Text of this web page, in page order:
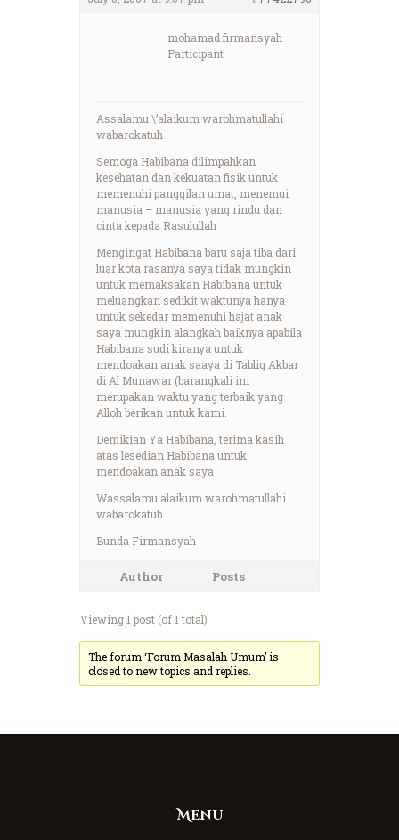
mohamad firmansyah
Participant
Assalamu \’alaikum warohmatullahi
wabarokatuh
Semoga Habibana dilimpahkan
kesehatan dan kekuatan fisik untuk
memenuhi panggilan umat, menemui
manusia – manusia yang rindu dan
cinta kepada Rasulullah
Mengingat Habibana baru saja tiba dari
luar kota rasanya saya tidak mungkin
untuk memaksakan Habibana untuk
meluangkan sedikit waktunya hanya
untuk sekedar memenuhi hajat anak
saya mungkin alangkah baiknya apabila
Habibana sudi kiranya untuk
mendoakan anak saaya di Tablig Akbar
di Al Munawar (barangkali ini
merupakan waktu yang terbaik yang
Alloh berikan untuk kami.
Demikian Ya Habibana, terima kasih
atas lesedian Habibana untuk
mendoakan anak saya
Wassalamu alaikum warohmatullahi
wabarokatuh
Bunda Firmansyah
Author Posts
Viewing 1 post (of 1 total)
The forum ‘Forum Masalah Umum’ is
closed to new topics and replies.
Menu